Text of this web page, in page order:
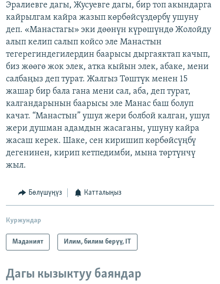
Эралиевге дагы, Жусуевге дагы, бир топ акындарга
кайрылгам кайра жазып көрбөйсүздөрбү ушуну
деп. «Манастагы» эки дөөнүн күрөшүндө Жолойду
алып келип салып койсо эле Манастын
тегерегиндегилердин баарысы дыргаяктап качып,
биз жөөгө жок элек, атка кыйын элек, абаке, мени
салбаңыз деп турат. Жалгыз Төштүк менен 15
жашар бир бала гана мени сал, аба, деп турат,
калгандарынын баарысы эле Манас баш болуп
качат. “Манастын” ушул жери болбой калган, ушул
жери душман адамдын жасаганы, ушуну кайра
жасаш керек. Шаке, сен киришип көрбөйсүңбү
дегенинен, кирип кетпедимби, мына төртүнчү
жыл.
Бөлүшүңүз Катталыңыз
Куржундар
Маданият Илим, билим берүү, IT
Дагы кызыктуу баяндар